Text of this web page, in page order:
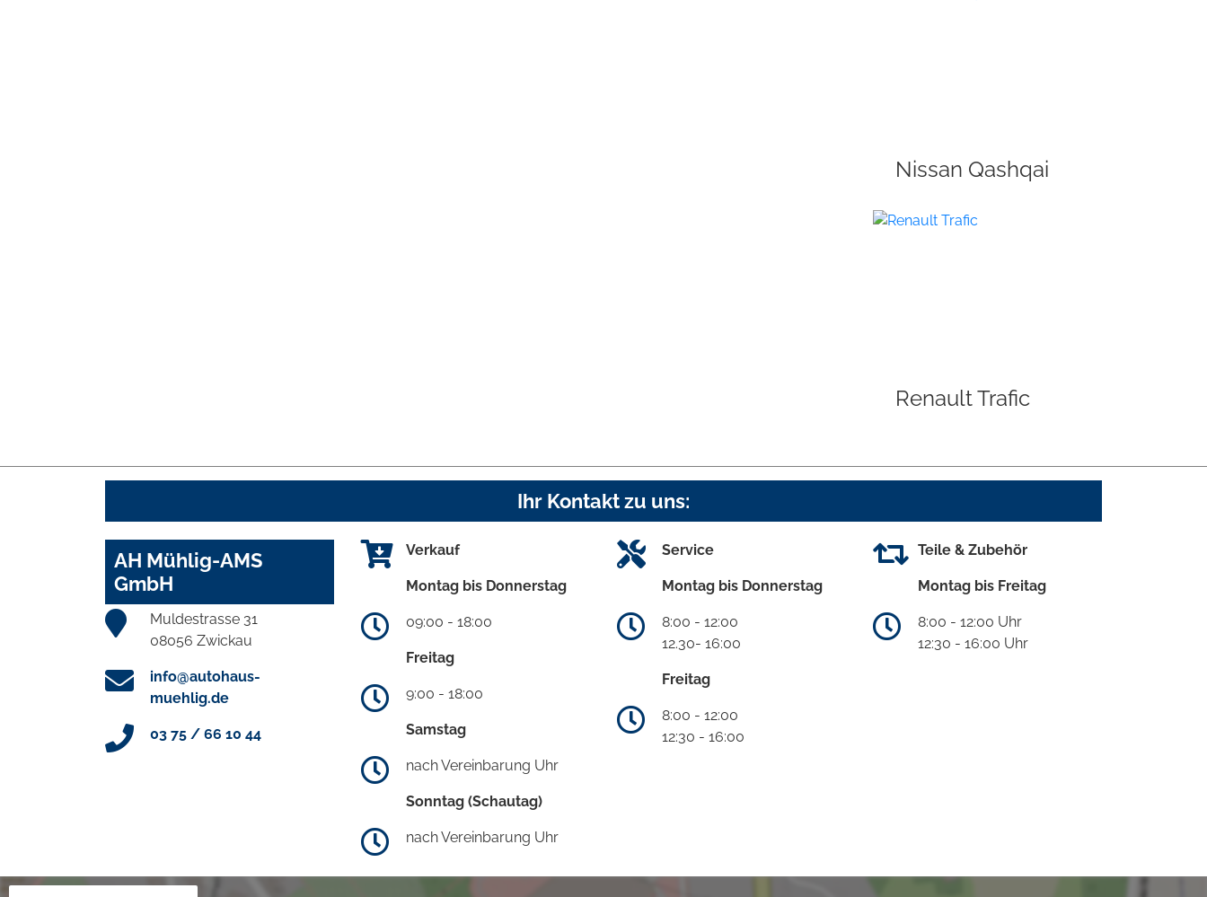
Nissan Qashqai
Renault Trafic
Ihr Kontakt zu uns:
AH Mühlig-AMS
GmbH
Muldestrasse 31
08056 Zwickau
info@autohaus-
muehlig.de
03 75 / 66 10 44
Verkauf
Montag bis Donnerstag
09:00 - 18:00
Freitag
9:00 - 18:00
Samstag
nach Vereinbarung Uhr
Sonntag (Schautag)
nach Vereinbarung Uhr
Service
Montag bis Donnerstag
8:00 - 12:00
12.30- 16:00
Freitag
8:00 - 12:00
12:30 - 16:00
Teile & Zubehör
Montag bis Freitag
8:00 - 12:00 Uhr
12:30 - 16:00 Uhr